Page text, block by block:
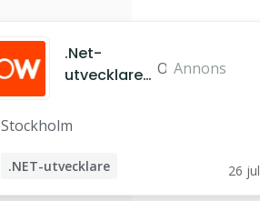
.Net-
utvecklare
//
O Annons
Stockholm
.NET-utvecklare 26